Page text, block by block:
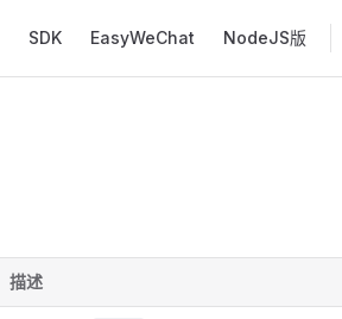
SDK EasyWeChat NodeJS版
描述